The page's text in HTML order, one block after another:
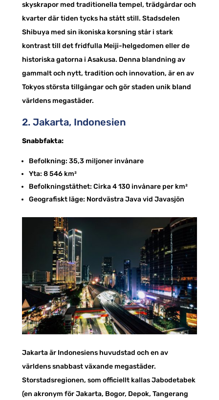
skyskrapor med traditionella tempel, trädgårdar och
kvarter där tiden tycks ha stått still. Stadsdelen
Shibuya med sin ikoniska korsning står i stark
kontrast till det fridfulla Meiji-helgedomen eller de
historiska gatorna i Asakusa. Denna blandning av
gammalt och nytt, tradition och innovation, är en av
Tokyos största tillgångar och gör staden unik bland
världens megastäder.
2. Jakarta, Indonesien
Snabbfakta:
Befolkning: 35,3 miljoner invånare
Yta: 8 546 km²
Befolkningstäthet: Cirka 4 130 invånare per km²
Geografiskt läge: Nordvästra Java vid Javasjön
Jakarta är Indonesiens huvudstad och en av
världens snabbast växande megastäder.
Storstadsregionen, som officiellt kallas Jabodetabek
(en akronym för Jakarta, Bogor, Depok, Tangerang